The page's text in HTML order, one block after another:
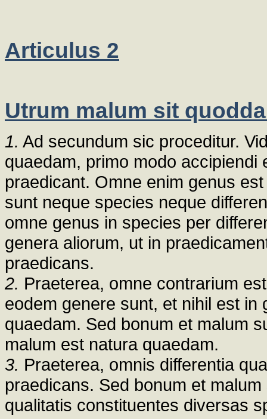
Articulus 2
Utrum malum sit
1. Ad secundum sic proceditur.
quaedam, primo modo
praedicant. Omne enim genus
sunt neque species neque
omne genus in species per
genera aliorum, ut in
praedicans.
2. Praeterea, omne contrarium
eodem genere sunt, et nihil est
quaedam. Sed bonum et malum
malum est natura quaedam.
3. Praeterea, omnis differentia
praedicans. Sed bonum et
qualitatis constituentes diversas